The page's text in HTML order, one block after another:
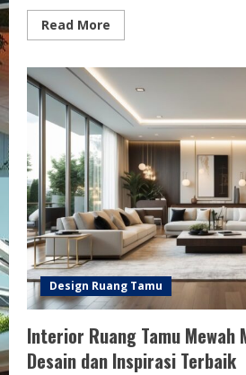
Read More
more
Ruang
Tamu
Trend
Terbaru:
Ide
Segar
untuk
Tahun
2025
Design Ruang Tamu
Interior Ruang Tamu Mewah
Desain dan Inspirasi Terbaik